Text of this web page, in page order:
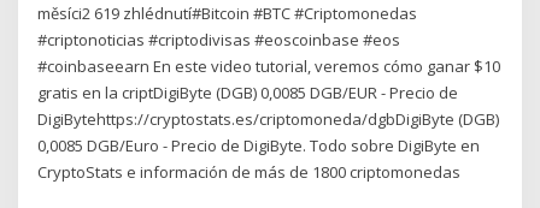
měsíci2 619 zhlédnutí#Bitcoin #BTC #Criptomonedas
#criptonoticias #criptodivisas #eoscoinbase #eos
#coinbaseearn En este video tutorial, veremos cómo ganar $10
gratis en la criptDigiByte (DGB) 0,0085 DGB/EUR - Precio de
DigiBytehttps://cryptostats.es/criptomoneda/dgbDigiByte (DGB)
0,0085 DGB/Euro - Precio de DigiByte. Todo sobre DigiByte en
CryptoStats e información de más de 1800 criptomonedas